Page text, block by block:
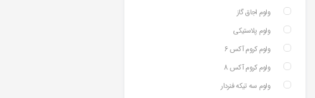
ولوم اجاق گاز
ولوم پلاستیکی
ولوم کروم آکس 6
ولوم کروم آکس 8
ولوم سه تیکه فنردار